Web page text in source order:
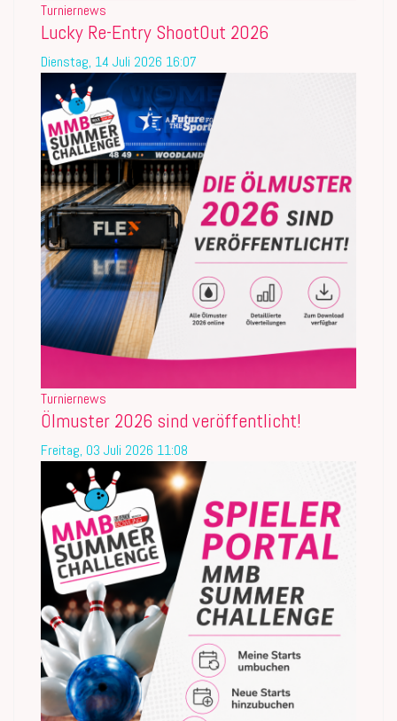
Turniernews
Lucky Re-Entry ShootOut 2026
Dienstag, 14 Juli 2026 16:07
Turniernews
Ölmuster 2026 sind veröffentlicht!
Freitag, 03 Juli 2026 11:08